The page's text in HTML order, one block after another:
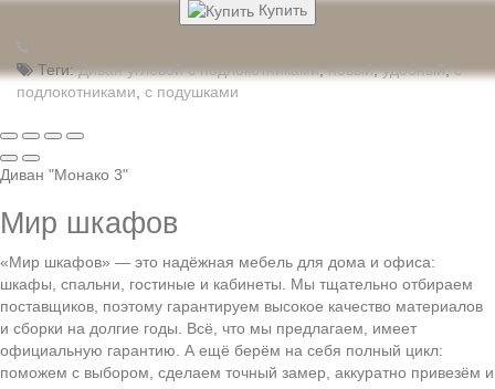
Купить
Теги:Диван угловой с подлокотниками,новый,удобный,с
подлокотниками, с подушками
Диван "Монако 3"
Мир шкафов
«Мир шкафов» — это надёжная мебель для дома и офиса:
шкафы, спальни, гостиные и кабинеты. Мы тщательно отбираем
поставщиков, поэтому гарантируем высокое качество материалов
и сборки на долгие годы. Всё, что мы предлагаем, имеет
официальную гарантию. А ещё берём на себя полный цикл:
поможем с выбором, сделаем точный замер, аккуратно привезём и